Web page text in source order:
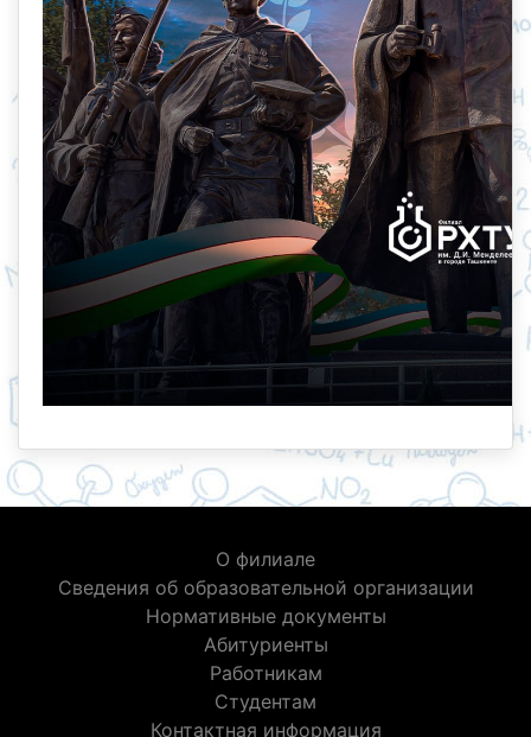
О филиале
Сведения об образовательной организации
Нормативные документы
Абитуриенты
Работникам
Студентам
Контактная информация